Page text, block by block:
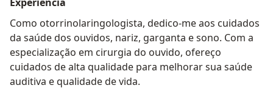
Experiência
Como otorrinolaringologista, dedico-me aos cuidados
da saúde dos ouvidos, nariz, garganta e sono. Com a
especialização em cirurgia do ouvido, ofereço
cuidados de alta qualidade para melhorar sua saúde
auditiva e qualidade de vida.